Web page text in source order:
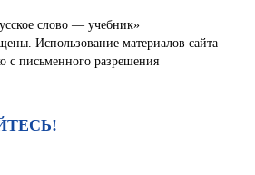
слово — учебник»
Использование материалов сайта
с письменного разрешения